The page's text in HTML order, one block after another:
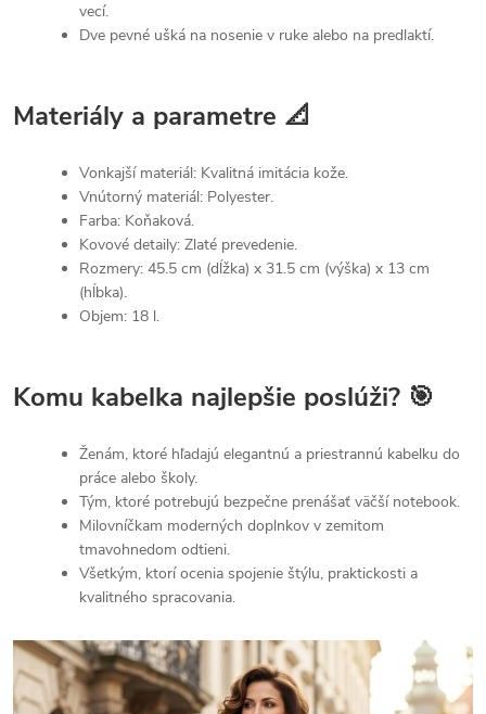
vecí.
Dve pevné ušká na nosenie v ruke alebo na predlaktí.
Materiály a parametre 📐
Vonkajší materiál: Kvalitná imitácia kože.
Vnútorný materiál: Polyester.
Farba: Koňaková.
Kovové detaily: Zlaté prevedenie.
Rozmery: 45.5 cm (dĺžka) x 31.5 cm (výška) x 13 cm
(hĺbka).
Objem: 18 l.
Komu kabelka najlepšie poslúži? 🎯
Ženám, ktoré hľadajú elegantnú a priestrannú kabelku do
práce alebo školy.
Tým, ktoré potrebujú bezpečne prenášať väčší notebook.
Milovníčkam moderných doplnkov v zemitom
tmavohnedom odtieni.
Všetkým, ktorí ocenia spojenie štýlu, praktickosti a
kvalitného spracovania.